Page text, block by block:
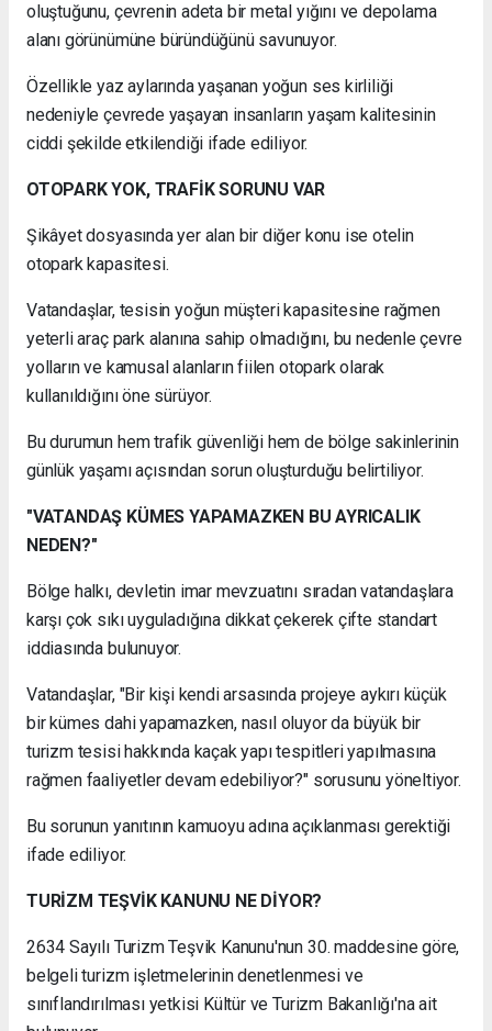
oluştuğunu, çevrenin adeta bir metal yığını ve depolama
alanı görünümüne büründüğünü savunuyor.
Özellikle yaz aylarında yaşanan yoğun ses kirliliği
nedeniyle çevrede yaşayan insanların yaşam kalitesinin
ciddi şekilde etkilendiği ifade ediliyor.
OTOPARK YOK, TRAFİK SORUNU VAR
Şikâyet dosyasında yer alan bir diğer konu ise otelin
otopark kapasitesi.
Vatandaşlar, tesisin yoğun müşteri kapasitesine rağmen
yeterli araç park alanına sahip olmadığını, bu nedenle çevre
yolların ve kamusal alanların fiilen otopark olarak
kullanıldığını öne sürüyor.
Bu durumun hem trafik güvenliği hem de bölge sakinlerinin
günlük yaşamı açısından sorun oluşturduğu belirtiliyor.
"VATANDAŞ KÜMES YAPAMAZKEN BU AYRICALIK
NEDEN?"
Bölge halkı, devletin imar mevzuatını sıradan vatandaşlara
karşı çok sıkı uyguladığına dikkat çekerek çifte standart
iddiasında bulunuyor.
Vatandaşlar, "Bir kişi kendi arsasında projeye aykırı küçük
bir kümes dahi yapamazken, nasıl oluyor da büyük bir
turizm tesisi hakkında kaçak yapı tespitleri yapılmasına
rağmen faaliyetler devam edebiliyor?" sorusunu yöneltiyor.
Bu sorunun yanıtının kamuoyu adına açıklanması gerektiği
ifade ediliyor.
TURİZM TEŞVİK KANUNU NE DİYOR?
2634 Sayılı Turizm Teşvik Kanunu'nun 30. maddesine göre,
belgeli turizm işletmelerinin denetlenmesi ve
sınıflandırılması yetkisi Kültür ve Turizm Bakanlığı'na ait